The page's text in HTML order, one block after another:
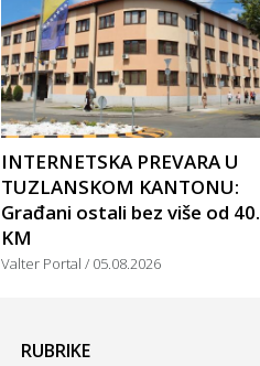
INTERNETSKA PREVARA U
TUZLANSKOM KANTONU:
Građani ostali bez više od
KM
Valter Portal 05.08.2026
RUBRIKE